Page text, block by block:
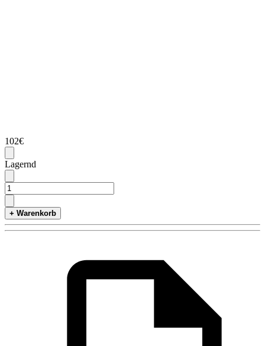
102€
Lagernd
+ Warenkorb